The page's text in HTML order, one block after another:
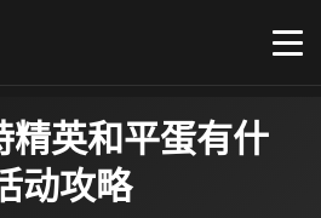
精英和平蛋有什
动攻略